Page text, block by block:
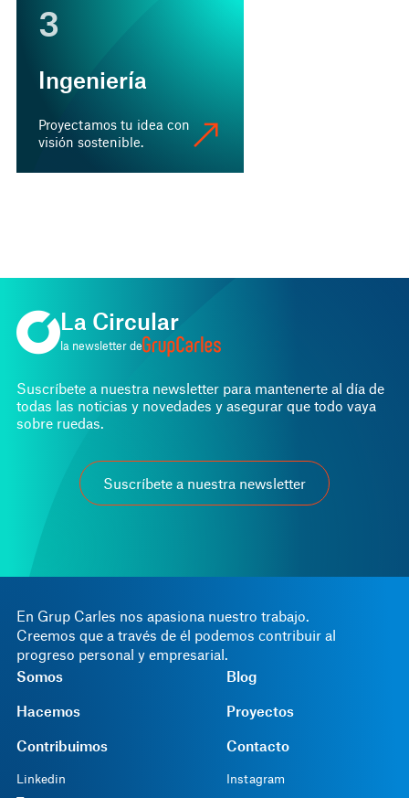
3
Ingeniería
Proyectamos tu idea con
visión sostenible.
En Grup Carles nos apasiona nuestro trabajo.
Creemos que a través de él podemos contribuir al
progreso personal y empresarial.
Somos
Hacemos
Contribuimos
Blog
Proyectos
Contacto
Linkedin
Instagram
La Circular
la newsletter de
Suscríbete a nuestra newsletter para mantenerte al día de
todas las noticias y novedades y asegurar que todo vaya
sobre ruedas.
Suscríbete a nuestra newsletter